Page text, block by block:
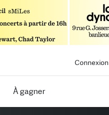
Connexion
À gagner